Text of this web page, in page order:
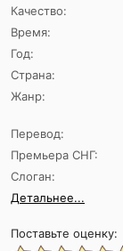
Качество:
Время:
Год:
Страна:
Жанр:
Перевод:
Премьера СНГ:
Слоган:
Детальнее...
Поставьте оценку: